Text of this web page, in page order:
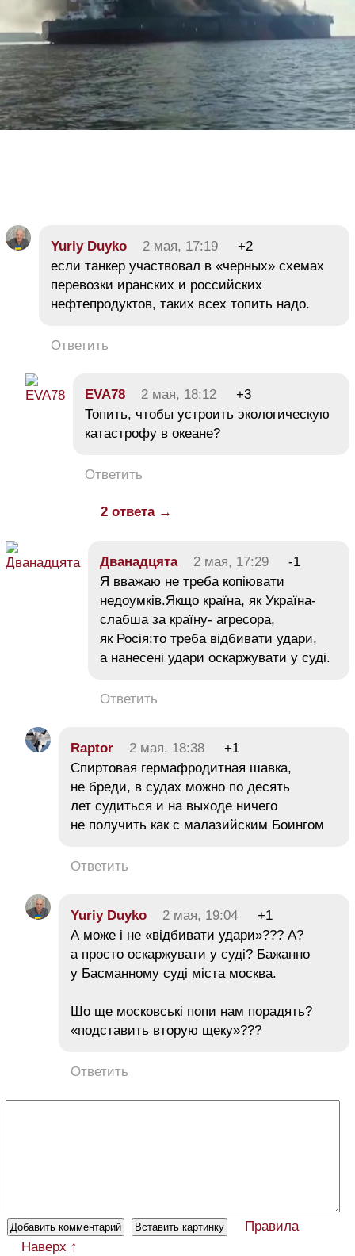
Yuriy Duyko 2 мая, 17:19
+2
если танкер участвовал в «черных» схемах
перевозки иранских и российских
нефтепродуктов, таких всех топить надо.
Ответить
EVA78 2 мая, 18:12
+3
Топить, чтобы устроить экологическую
катастрофу в океане?
Ответить
2 ответа →
Дванадцята 2 мая, 17:29
-1
Я вважаю не треба копіювати
недоумків.Якщо країна, як Україна-
слабша за країну- агресора,
як Росія:то треба відбивати удари,
а нанесені удари оскаржувати у суді.
Ответить
Raptor 2 мая, 18:38
+1
Спиртовая гермафродитная шавка,
не бреди, в судах можно по десять
лет судиться и на выходе ничего
не получить как с малазийским Боингом
Ответить
Yuriy Duyko 2 мая, 19:04
+1
А може і не «відбивати удари»??? А?
а просто оскаржувати у суді? Бажанно
у Басманному суді міста москва.
Шо ще московські попи нам порадять?
«подставить вторую щеку»???
Ответить
Правила
Наверх ↑